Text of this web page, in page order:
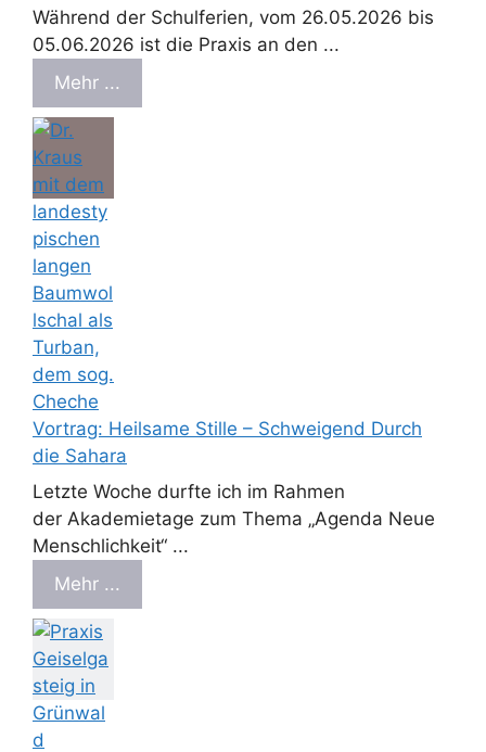
Während der Schulferien, vom 26.05.2026 bis
05.06.2026 ist die Praxis an den ...
Mehr ...
Vortrag: Heilsame Stille – Schweigend Durch
die Sahara
Letzte Woche durfte ich im Rahmen
der Akademietage zum Thema „Agenda Neue
Menschlichkeit“ ...
Mehr ...